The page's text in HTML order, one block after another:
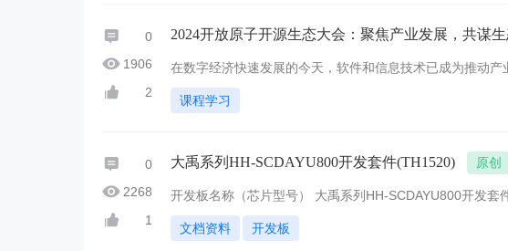
0
1906
2
2024开放原子开源生态大会：聚焦产业发展，共谋
在数字经济快速发展的今天，软件和信息技术已成为推动
技术创新的重要模式，正逐渐成为推动新质生产力的核心
课程学习
0
2268
1
大禹系列HH-SCDAYU800开发套件(TH1520) 原创
开发板名称（芯片型号） 大禹系列HH-SCDAYU800开发套件(TH1520) OpenHarmony适配版本
Release 介绍（字数请控制在200字以内） 润和
文档资料
开发板